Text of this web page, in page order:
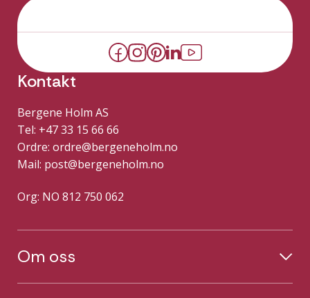
Kontakt
Bergene Holm AS
Tel: +47 33 15 66 66
Ordre: ordre@bergeneholm.no
Mail: post@bergeneholm.no
Org: NO 812 750 062
Om oss